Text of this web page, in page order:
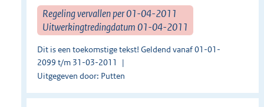
Regeling vervallen per 01-04-2011
Uitwerkingtredingdatum 01-04-2011
Dit is een toekomstige tekst! Geldend vanaf 01-01-
2099 t/m 31-03-2011
Uitgegeven door: Putten